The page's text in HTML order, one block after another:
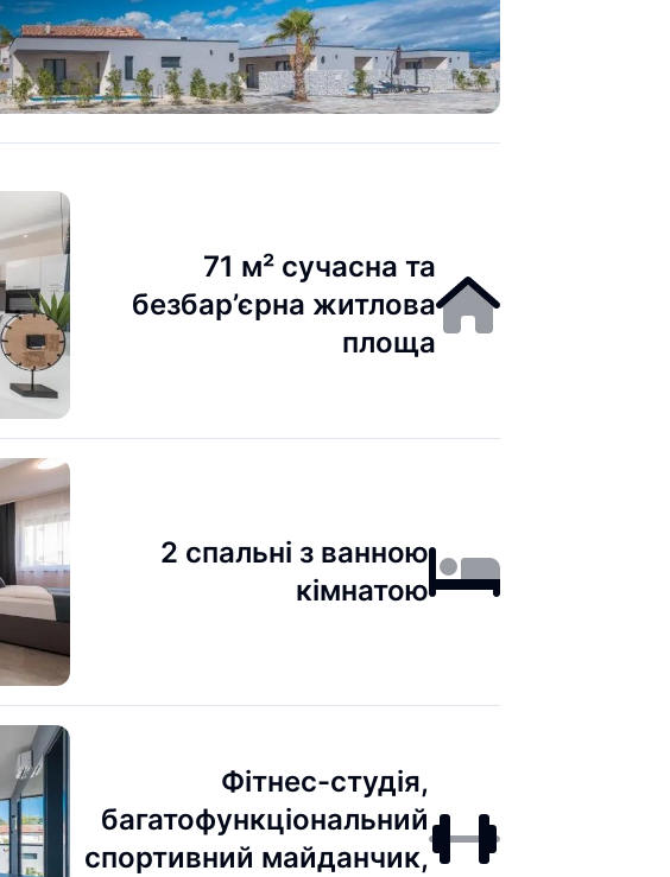
71 м² сучасна та
безбар’єрна житлова
площа
2 спальні з ванною
кімнатою
Фітнес-студія,
багатофункціональний
спортивний майданчик,